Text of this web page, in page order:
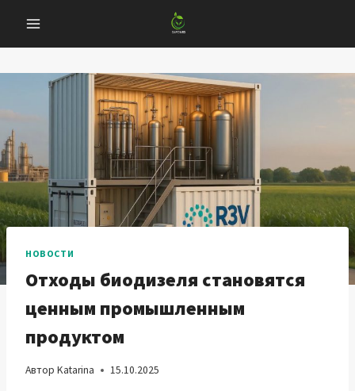
содержанию
НОВОСТИ
Отходы биодизеля становятся
ценным промышленным
продуктом
Автор Katarina 15.10.2025